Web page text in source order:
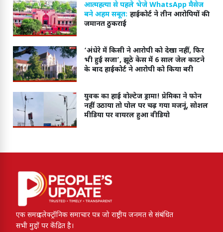
आत्महत्या से पहले भेजे WhatsApp मैसेज
बने अहम सबूत: हाईकोर्ट ने तीन आरोपियों की
जमानत ठुकराई
‘अंधेरे में किसी ने आरोपी को देखा नहीं, फिर
भी हुई सजा’, झूठे केस में 6 साल जेल काटने
के बाद हाईकोर्ट ने आरोपी को किया बरी
युवक का हाई वोल्टेज ड्रामा! प्रेमिका ने फोन
नहीं उठाया तो पोल पर चढ़ गया मजनूं, सोशल
मीडिया पर वायरल हुआ वीडियो
एक समग्र इलेक्ट्रॉनिक समाचार पत्र जो राष्ट्रीय जनमत से संबंधित
सभी मुद्दों पर केंद्रित है।